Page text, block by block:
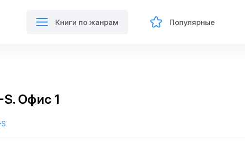
Книги по жанрам Популярные
Офис 1